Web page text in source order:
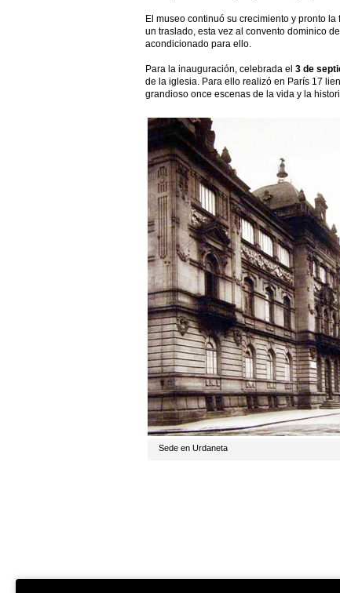
El museo continuó su crecimiento y pronto
un traslado, esta vez al convento dominico
acondicionado para ello.
Para la inauguración, celebrada el 3 de
de la iglesia. Para ello realizó en París 17
grandioso once escenas de la vida y la
Sede en Urdaneta